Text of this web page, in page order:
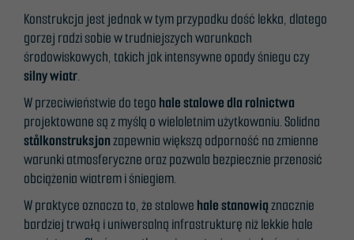
Konstrukcja jest jednak w tym przypadku dość lekka, dlatego
gorzej radzi sobie w trudniejszych warunkach
środowiskowych, takich jak intensywne opady śniegu czy
silny wiatr.
W przeciwieństwie do tego hale stalowe dla rolnictwa
projektowane są z myślą o wieloletnim użytkowaniu. Solidna
stålkonstruksjonzapewnia większą odporność na zmienne
warunki atmosferyczne oraz pozwala bezpiecznie przenosić
obciążenia wiatrem i śniegiem.
W praktyce oznacza to, że stalowe hale stanowiąznacznie
bardziej trwałą i uniwersalną infrastrukturę niż lekkie hale
Markedsføring
atferd når du
besøker
nettstedet vårt,
øker du sjansen
personlig
tilpasset